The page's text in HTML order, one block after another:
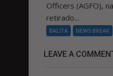
Officers (AGFO),
retirado...
BALITA NEWS BREAK
LEAVE A